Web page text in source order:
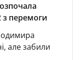
з перемоги
але забили